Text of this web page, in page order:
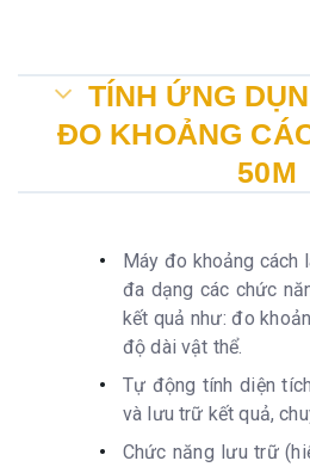
TÍNH ỨNG
ĐO KHOẢNG
50M
Máy đo khoảng cách
đa dạng các chức
kết quả như: đo
độ dài vật thể.
Tự động tính diện
và lưu trữ kết quả,
Chức năng lưu trữ